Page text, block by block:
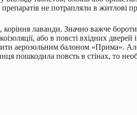
не потрапляли в житлові
лаванди. Значно важче
або в повсті вхідних дверей
аерозольним балоном «Прима».
пошкодила повсть в стінах, то